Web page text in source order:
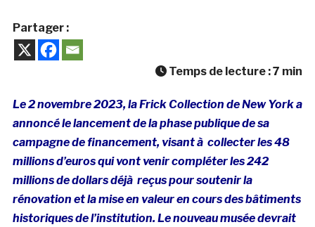
Partager :
Temps de lecture :7 min
Le 2 novembre 2023, la Frick Collection de New York a
annoncé le lancement de la phase publique de sa
campagne de financement, visant à collecter les 48
millions d’euros qui vont venir compléter les 242
millions de dollars déjà reçus pour soutenir la
rénovation et la mise en valeur en cours des bâtiments
historiques de l’institution. Le nouveau musée devrait